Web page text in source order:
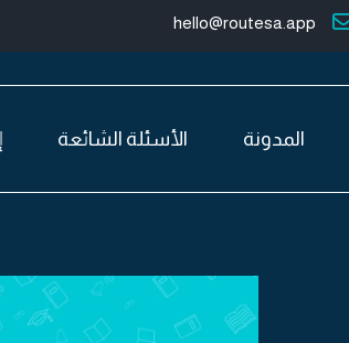
hello@routesa.app
المدونة الأسئلة الشائعة